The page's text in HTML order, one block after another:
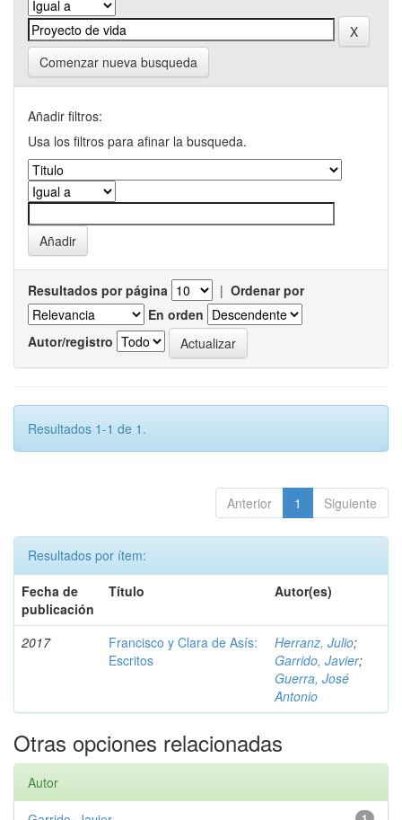
Comenzar nueva busqueda
Añadir filtros:
Usa los filtros para afinar la busqueda.
Resultados por página | Ordenar por
En orden
Autor/registro
Resultados 1-1 de 1.
Anterior 1 Siguiente
Resultados por ítem:
Fecha de
publicación
Título Autor(es)
2017
Francisco y Clara de Asís:
Escritos
Herranz, Julio;
Garrido, Javier;
Guerra, José
Antonio
Otras opciones relacionadas
Autor